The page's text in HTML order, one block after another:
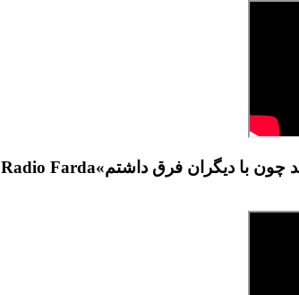
چون با دیگران فرق داشتم»Radio Farda